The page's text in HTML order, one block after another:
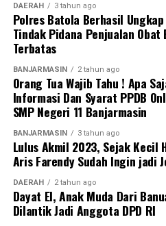
DAERAH 3 tahun ago
Polres Batola Berhasil Ungkap
Tindak Pidana Penjualan Obat
Terbatas
BANJARMASIN 2 tahun ago
Orang Tua Wajib Tahu ! Apa
Informasi Dan Syarat PPDB
SMP Negeri 11 Banjarmasin
BANJARMASIN 3 tahun ago
Lulus Akmil 2023, Sejak Kecil
Aris Farendy Sudah Ingin jadi
DAERAH 2 tahun ago
Dayat El, Anak Muda Dari
Dilantik Jadi Anggota DPD RI